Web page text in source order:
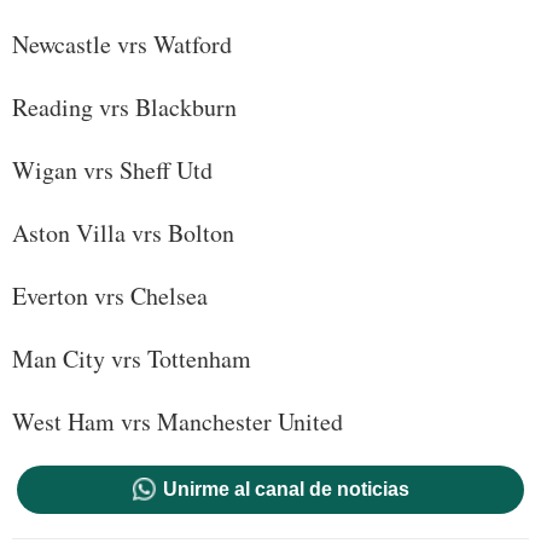
Newcastle vrs Watford
Reading vrs Blackburn
Wigan vrs Sheff Utd
Aston Villa vrs Bolton
Everton vrs Chelsea
Man City vrs Tottenham
West Ham vrs Manchester United
Unirme al canal de noticias